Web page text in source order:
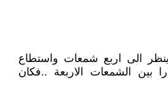
الى اربع شمعات واستطاع
بين الشمعات الاربعة ..فكان